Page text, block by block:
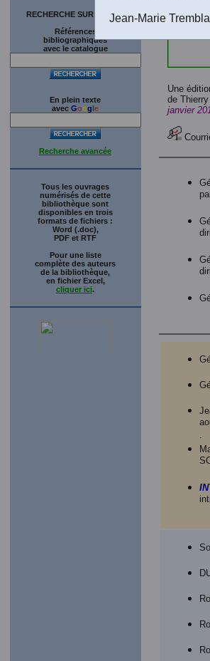
RECHERCHE SUR LE SITE
Références
bibliographiques
avec le catalogue
En plein texte
avec Google
Recherche avancée
Tous les ouvrages
numérisés de cette
bibliothèque sont
disponibles en trois
formats de fichiers :
Word (.doc),
PDF et RTF
Pour une liste
complète des auteurs
de la bibliothèque,
en fichier Excel,
cliquer ici.
Une
de
janvier
.
Jean-Marie